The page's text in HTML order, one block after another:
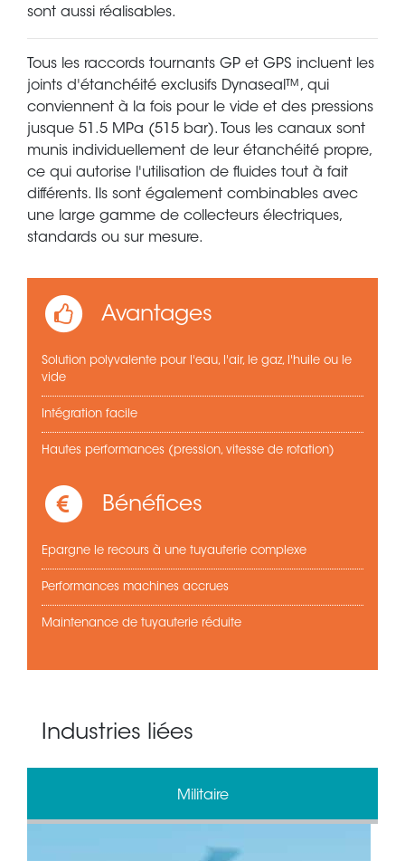
sont aussi réalisables.
Tous les raccords tournants GP et GPS incluent les
joints d'étanchéité exclusifs Dynaseal™, qui
conviennent à la fois pour le vide et des pressions
jusque 51.5 MPa (515 bar). Tous les canaux sont
munis individuellement de leur étanchéité propre,
ce qui autorise l'utilisation de fluides tout à fait
différents. Ils sont également combinables avec
une large gamme de collecteurs électriques,
standards ou sur mesure.
Avantages
Solution polyvalente pour l'eau, l'air, le gaz, l'huile ou le
vide
Intégration facile
Hautes performances (pression, vitesse de rotation)
Bénéfices
Epargne le recours à une tuyauterie complexe
Performances machines accrues
Maintenance de tuyauterie réduite
Industries liées